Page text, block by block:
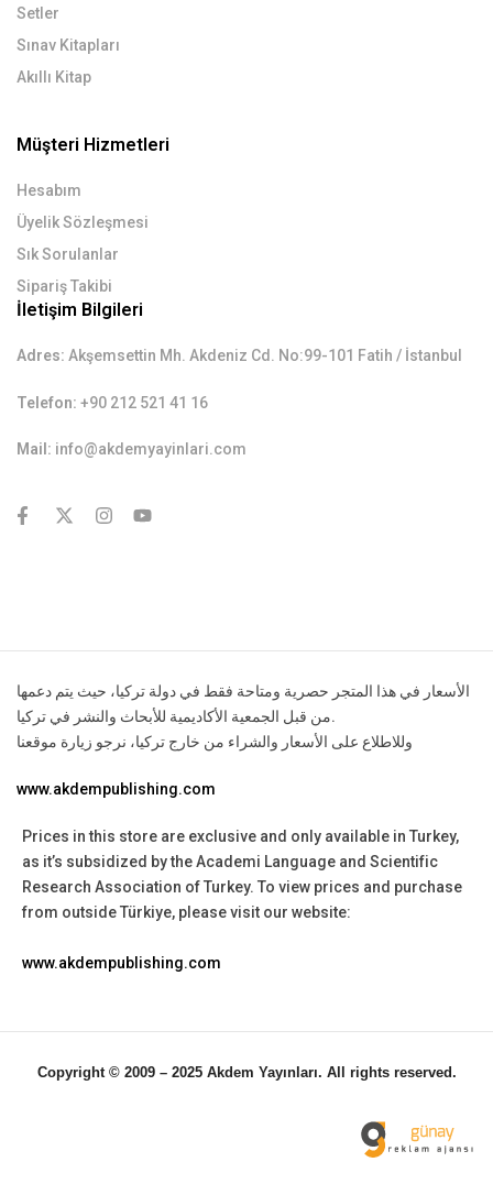
Setler
Sınav Kitapları
Akıllı Kitap
Müşteri Hizmetleri
Hesabım
Üyelik Sözleşmesi
Sık Sorulanlar
Sipariş Takibi
İletişim Bilgileri
Adres: Akşemsettin Mh. Akdeniz Cd. No:99-101 Fatih / İstanbul
Telefon: +90 212 521 41 16
Mail: info@akdemyayinlari.com
الأسعار في هذا المتجر حصرية ومتاحة فقط في دولة تركيا، حيث يتم دعمها
من قبل الجمعية الأكاديمية للأبحاث والنشر في تركيا.
وللاطلاع على الأسعار والشراء من خارج تركيا، نرجو زيارة موقعنا
www.akdempublishing.com
Prices in this store are exclusive and only available in Turkey,
as it’s subsidized by the Academi Language and Scientific
Research Association of Turkey. To view prices and purchase
from outside Türkiye, please visit our website:
www.akdempublishing.com
Copyright © 2009 – 2025 Akdem Yayınları. All rights reserved.